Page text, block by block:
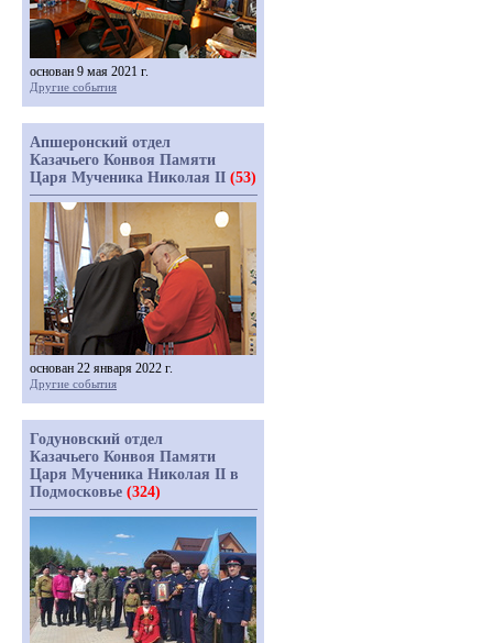
основан 9 мая 2021 г.
Другие события
Апшеронский отдел
Казачьего Конвоя Памяти
Царя Мученика Николая II (53)
основан 22 января 2022 г.
Другие события
Годуновский отдел
Казачьего Конвоя Памяти
Царя Мученика Николая II в
Подмосковье (324)